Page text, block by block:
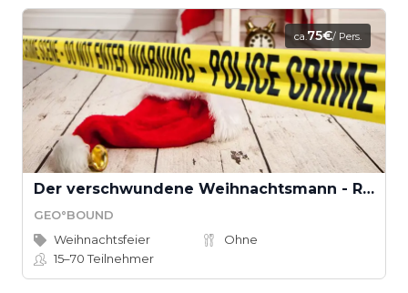
ca.75€/ Pers.
Der verschwundene Weihnachtsmann - Rettet Weihnachten! (Teamevent)
GEO°BOUND
Weihnachtsfeier
Ohne
15–70Teilnehmer